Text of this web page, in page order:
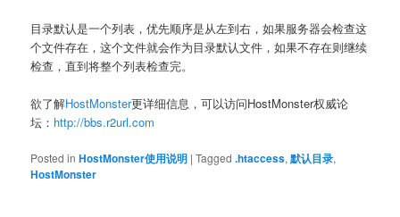
目录默认是一个列表，优先顺序是从左到右，如果服务器会检查这
个文件存在，这个文件就会作为目录默认文件，如果不存在则继续
检查，直到将整个列表检查完。
欲了解HostMonster更详细信息，可以访问HostMonster权威论
坛： http://bbs.r2url.com
Posted in HostMonster使用说明 |Tagged .htaccess,默认目录,
HostMonster